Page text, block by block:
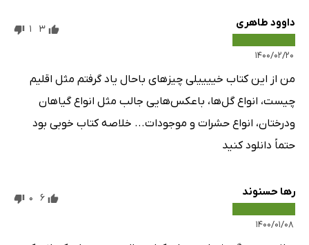
داوود طاهری
۱۴۰۰/۰۲/۲۰
3
1
من از این کتاب خییییلی چیز‌های باحال یاد گرفتم مثل اقلیم
چیست، انواع گل‌ها، باعکس‌هایی جالب مثل انواع گیاهان
ودرختان، انواع حشرات و موجودات... خلاصه کتاب خوبی بود
حتماً دانلود کنید
رها حسنوند
۱۴۰۰/۰۱/۰۸
6
0